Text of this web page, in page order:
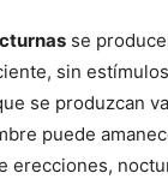
se
sin
se produzcan
puede
erecciones,